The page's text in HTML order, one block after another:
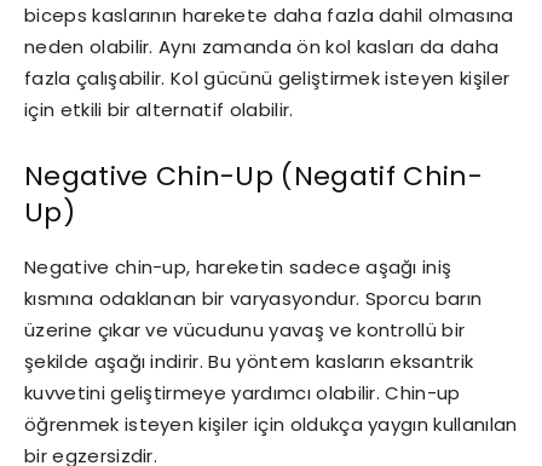
biceps kaslarının harekete daha fazla dahil olmasına
neden olabilir. Aynı zamanda ön kol kasları da daha
fazla çalışabilir. Kol gücünü geliştirmek isteyen kişiler
için etkili bir alternatif olabilir.
Negative Chin-Up (Negatif Chin-
Up)
Negative chin-up, hareketin sadece aşağı iniş
kısmına odaklanan bir varyasyondur. Sporcu barın
üzerine çıkar ve vücudunu yavaş ve kontrollü bir
şekilde aşağı indirir. Bu yöntem kasların eksantrik
kuvvetini geliştirmeye yardımcı olabilir. Chin-up
öğrenmek isteyen kişiler için oldukça yaygın kullanılan
bir egzersizdir.